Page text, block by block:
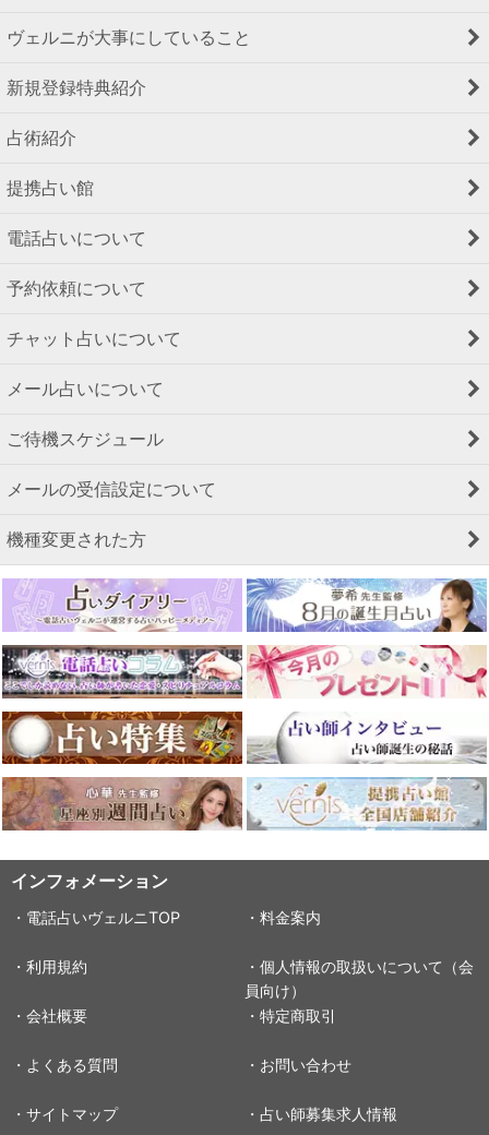
ヴェルニが大事にしていること
新規登録特典紹介
占術紹介
提携占い館
電話占いについて
予約依頼について
チャット占いについて
メール占いについて
ご待機スケジュール
メールの受信設定について
機種変更された方
インフォメーション
・電話占いヴェルニTOP ・料金案内
・利用規約
・個人情報の取扱いについて（会
員向け）
・会社概要
・特定商取引
・よくある質問 ・お問い合わせ
・サイトマップ ・占い師募集求人情報